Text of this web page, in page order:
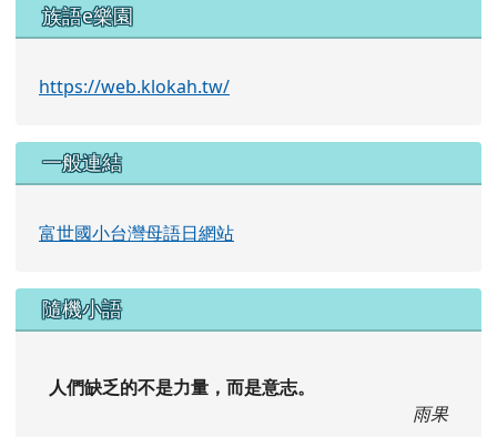
族語e樂園
https://web.klokah.tw/
一般連結
富世國小台灣母語日網站
隨機小語
人們缺乏的不是力量，而是意志。
雨果